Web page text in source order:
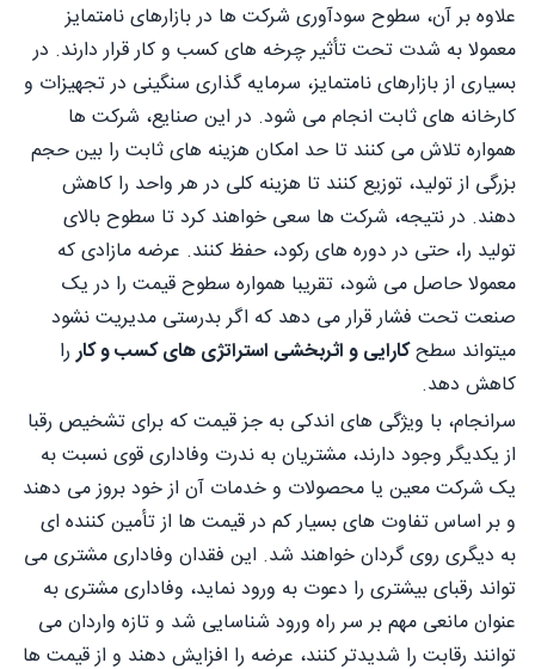
علاوه بر آن، سطوح سودآوری شرکت ها در بازارهای نامتمایز
معمولا به شدت تحت تأثير چرخه های کسب و کار قرار دارند. در
بسیاری از بازارهای نامتمایز، سرمایه گذاری سنگینی در تجهیزات و
کارخانه های ثابت انجام می شود. در این صنایع، شرکت ها
همواره تلاش می کنند تا حد امکان هزینه های ثابت را بین حجم
بزرگی از تولید، توزیع کنند تا هزینه کلی در هر واحد را کاهش
دهند. در نتیجه، شرکت ها سعی خواهند کرد تا سطوح بالای
تولید را، حتی در دوره های رکود، حفظ کنند. عرضه مازادی که
معمولا حاصل می شود، تقریبا همواره سطوح قیمت را در یک
صنعت تحت فشار قرار می دهد که اگر بدرستی مدیریت نشود
میتواند سطحکارایی و اثربخشی استراتژی های کسب و کاررا
کاهش دهد.
سرانجام، با ویژگی های اندکی به جز قیمت که برای تشخیص رقبا
از یکدیگر وجود دارند، مشتریان به ندرت وفاداری قوی نسبت به
یک شرکت معین یا محصولات و خدمات آن از خود بروز می دهند
و بر اساس تفاوت های بسیار کم در قیمت ها از تأمین کننده ای
به دیگری روی گردان خواهند شد. این فقدان وفاداری مشتری می
تواند رقبای بیشتری را دعوت به ورود نماید، وفاداری مشتری به
عنوان مانعی مهم بر سر راه ورود شناسایی شد و تازه واردان می
توانند رقابت را شدیدتر کنند، عرضه را افزایش دهند و از قیمت ها